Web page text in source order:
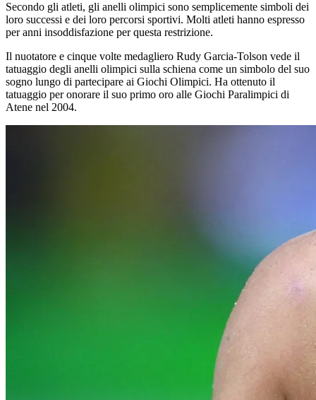
Secondo gli atleti, gli anelli olimpici sono semplicemente simboli dei
loro successi e dei loro percorsi sportivi. Molti atleti hanno espresso
per anni insoddisfazione per questa restrizione.
Il nuotatore e cinque volte medagliero Rudy Garcia-Tolson vede il
tatuaggio degli anelli olimpici sulla schiena come un simbolo del suo
sogno lungo di partecipare ai Giochi Olimpici. Ha ottenuto il
tatuaggio per onorare il suo primo oro alle Giochi Paralimpici di
Atene nel 2004.